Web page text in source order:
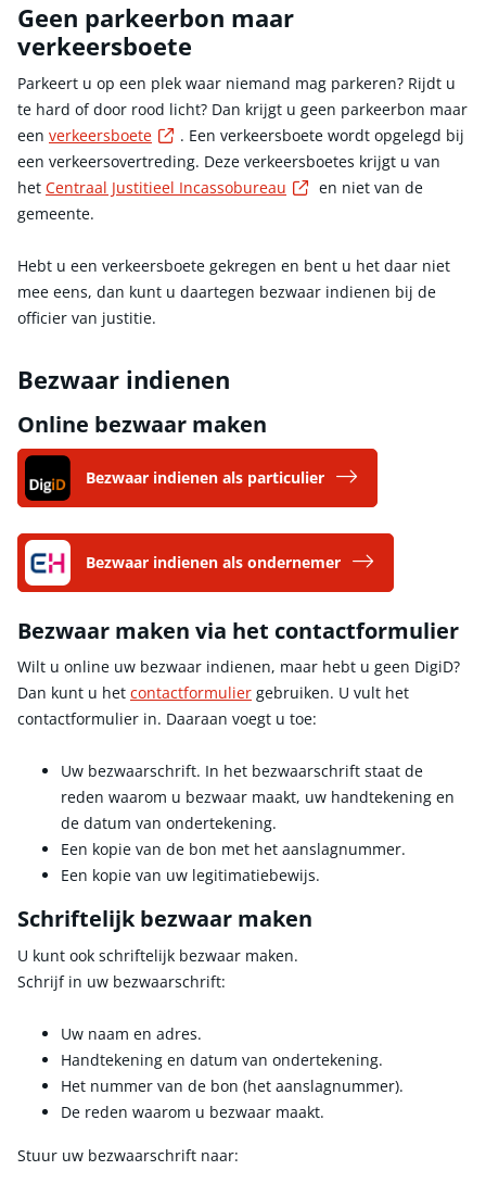
Geen parkeerbon maar
verkeersboete
Parkeert u op een plek waar niemand mag parkeren? Rijdt u
te hard of door rood licht? Dan krijgt u geen parkeerbon maar
een verkeersboete Externe link
. Een verkeersboete wordt opgelegd bij
een verkeersovertreding. Deze verkeersboetes krijgt u van
het Centraal Justitieel Incassobureau Externe link
en niet van de
gemeente.
Hebt u een verkeersboete gekregen en bent u het daar niet
mee eens, dan kunt u daartegen bezwaar indienen bij de
officier van justitie.
Bezwaar indienen
Online bezwaar maken
Bezwaar indienen als particulier
Bezwaar indienen als ondernemer
Bezwaar maken via het contactformulier
Wilt u online uw bezwaar indienen, maar hebt u geen DigiD?
Dan kunt u het contactformulier gebruiken. U vult het
contactformulier in. Daaraan voegt u toe:
Uw bezwaarschrift. In het bezwaarschrift staat de
reden waarom u bezwaar maakt, uw handtekening en
de datum van ondertekening.
Een kopie van de bon met het aanslagnummer.
Een kopie van uw legitimatiebewijs.
Schriftelijk bezwaar maken
U kunt ook schriftelijk bezwaar maken.
Schrijf in uw bezwaarschrift:
Uw naam en adres.
Handtekening en datum van ondertekening.
Het nummer van de bon (het aanslagnummer).
De reden waarom u bezwaar maakt.
Stuur uw bezwaarschrift naar: